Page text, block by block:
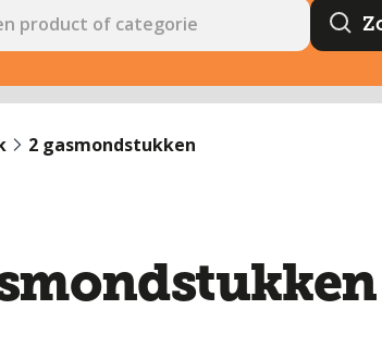
2 gasmondstukken